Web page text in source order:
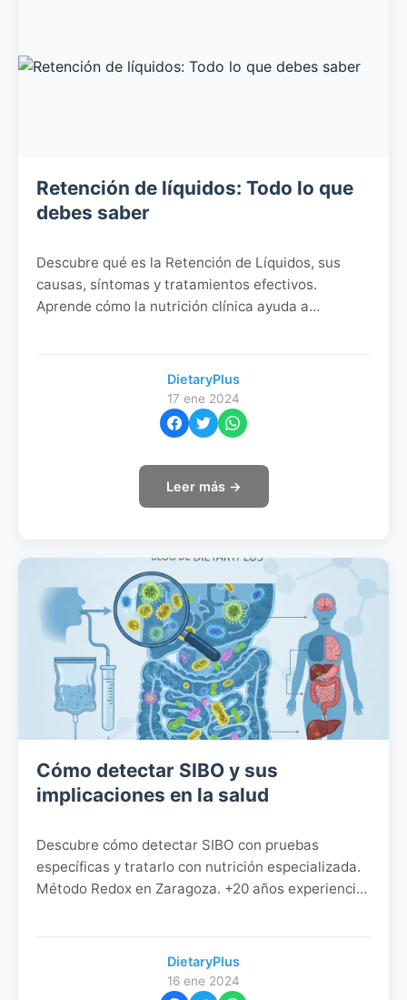
Retención de líquidos: Todo lo que
debes saber
Descubre qué es la Retención de Líquidos, sus
causas, síntomas y tratamientos efectivos.
Aprende cómo la nutrición clínica ayuda a
DietaryPlus
17 ene 2024
Leer más →
Cómo detectar SIBO y sus
implicaciones en la salud
Descubre cómo detectar SIBO con pruebas
específicas y tratarlo con nutrición especializada.
Método Redox en Zaragoza. +20 años experiencia.
DietaryPlus
16 ene 2024